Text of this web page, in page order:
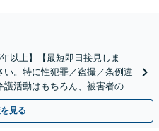
以上】【最短即日接見しま
。特に性犯罪／盗撮／条例違
活動はもちろん、被害者の方
・祝日対応可】
見る